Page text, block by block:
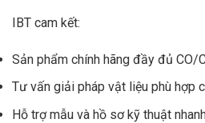
IBT cam kết:
Sản phẩm chính hãng đầy đủ CO/
Tư vấn giải pháp vật liệu phù hợp
Hỗ trợ mẫu và hồ sơ kỹ thuật